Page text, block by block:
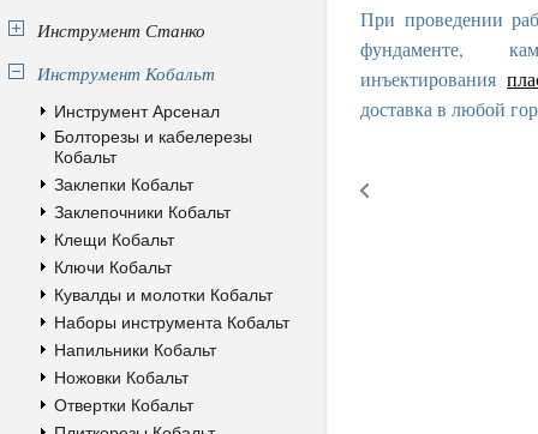
Инструмент Станко
Инструмент Кобальт
Инструмент Арсенал
Болторезы и кабелерезы
Кобальт
Заклепки Кобальт
Заклепочники Кобальт
Клещи Кобальт
Ключи Кобальт
Кувалды и молотки Кобальт
Наборы инструмента Кобальт
Напильники Кобальт
Ножовки Кобальт
Отвертки Кобальт
При проведении
фундаменте,
инъектирования
доставка в любой